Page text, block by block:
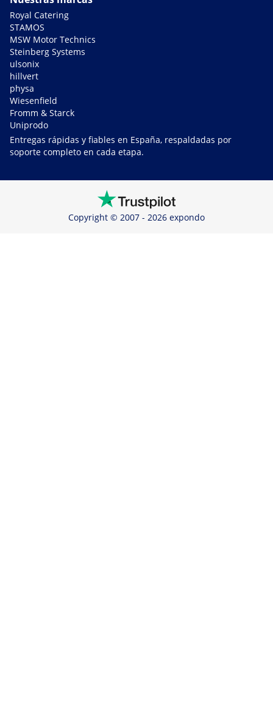
Royal Catering
STAMOS
MSW Motor Technics
Steinberg Systems
ulsonix
hillvert
physa
Wiesenfield
Fromm & Starck
Uniprodo
Entregas rápidas y fiables en España, respaldadas por
soporte completo en cada etapa.
Copyright © 2007 - 2026 expondo